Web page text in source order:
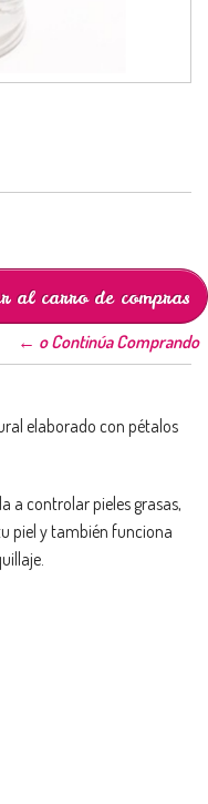
← o Continúa Comprando
elaborado con pétalos
a controlar pieles grasas,
piel y también funciona